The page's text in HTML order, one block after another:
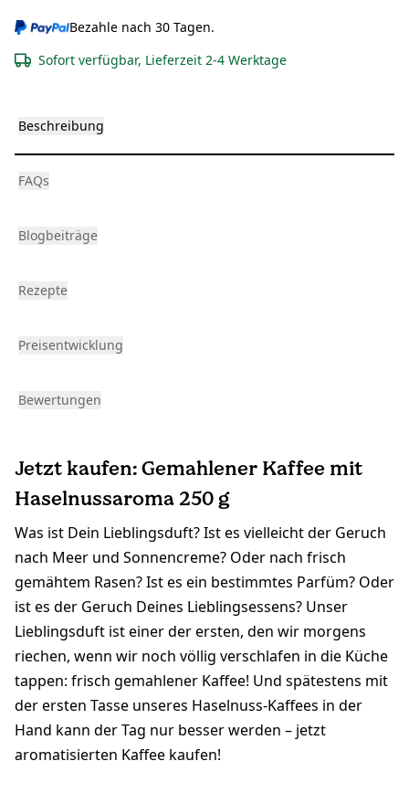
Bezahle nach 30 Tagen.
Sofort verfügbar, Lieferzeit 2-4 Werktage
Beschreibung
FAQs
Blogbeiträge
Rezepte
Preisentwicklung
Bewertungen
Jetzt kaufen: Gemahlener Kaffee mit
Haselnussaroma 250 g
Was ist Dein Lieblingsduft? Ist es vielleicht der Geruch
nach Meer und Sonnencreme? Oder nach frisch
gemähtem Rasen? Ist es ein bestimmtes Parfüm? Oder
ist es der Geruch Deines Lieblingsessens? Unser
Lieblingsduft ist einer der ersten, den wir morgens
riechen, wenn wir noch völlig verschlafen in die Küche
tappen: frisch gemahlener Kaffee! Und spätestens mit
der ersten Tasse unseres Haselnuss-Kaffees in der
Hand kann der Tag nur besser werden – jetzt
aromatisierten Kaffee kaufen!